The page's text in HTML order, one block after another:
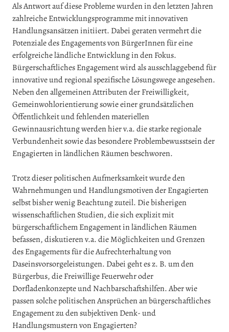
Als Antwort auf diese Probleme wurden in den letzten Jahren
zahlreiche Entwicklungsprogramme mit innovativen
Handlungsansätzen initiiert. Dabei geraten vermehrt die
Potenziale des Engagements von BürgerInnen für eine
erfolgreiche ländliche Entwicklung in den Fokus.
Bürgerschaftliches Engagement wird als ausschlaggebend für
innovative und regional spezifische Lösungswege angesehen.
Neben den allgemeinen Attributen der Freiwilligkeit,
Gemeinwohlorientierung sowie einer grundsätzlichen
Öffentlichkeit und fehlenden materiellen
Gewinnausrichtung werden hier v.a. die starke regionale
Verbundenheit sowie das besondere Problembewusstsein der
Engagierten in ländlichen Räumen beschworen.
Trotz dieser politischen Aufmerksamkeit wurde den
Wahrnehmungen und Handlungsmotiven der Engagierten
selbst bisher wenig Beachtung zuteil. Die bisherigen
wissenschaftlichen Studien, die sich explizit mit
bürgerschaftlichem Engagement in ländlichen Räumen
befassen, diskutieren v.a. die Möglichkeiten und Grenzen
des Engagements für die Aufrechterhaltung von
Daseinsvorsorgeleistungen. Dabei geht es z. B. um den
Bürgerbus, die Freiwillige Feuerwehr oder
Dorfladenkonzepte und Nachbarschaftshilfen. Aber wie
passen solche politischen Ansprüchen an bürgerschaftliches
Engagement zu den subjektiven Denk- und
Handlungsmustern von Engagierten?